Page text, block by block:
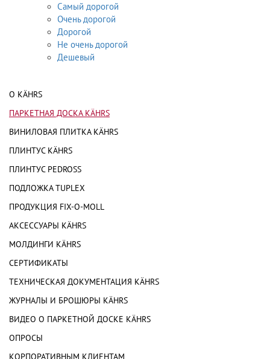
Самый дорогой
Очень дорогой
Дорогой
Не очень дорогой
Дешевый
О KÄHRS
ПАРКЕТНАЯ ДОСКА KÄHRS
ВИНИЛОВАЯ ПЛИТКА KÄHRS
ПЛИНТУС KÄHRS
ПЛИНТУС PEDROSS
ПОДЛОЖКА TUPLEX
ПРОДУКЦИЯ FIX-O-MOLL
АКСЕССУАРЫ KÄHRS
МОЛДИНГИ KÄHRS
СЕРТИФИКАТЫ
ТЕХНИЧЕСКАЯ ДОКУМЕНТАЦИЯ KÄHRS
ЖУРНАЛЫ И БРОШЮРЫ KÄHRS
ВИДЕО О ПАРКЕТНОЙ ДОСКЕ KÄHRS
ОПРОСЫ
КОРПОРАТИВНЫМ КЛИЕНТАМ